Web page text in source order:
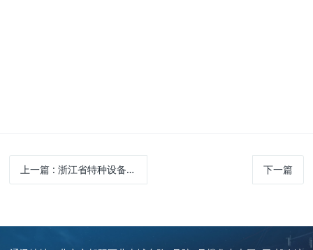
上一篇 : 浙江省特种设备科学研究院2024年度秋季公开招聘公告 下一篇